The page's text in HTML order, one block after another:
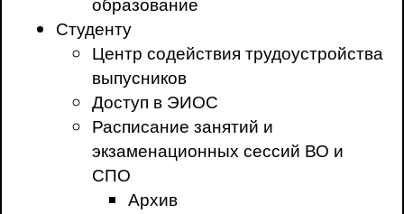
Студенту
Центр содействия трудоустройства
выпусников
Доступ в ЭИОС
Расписание занятий и
экзаменационных сессий ВО и
СПО
Архив